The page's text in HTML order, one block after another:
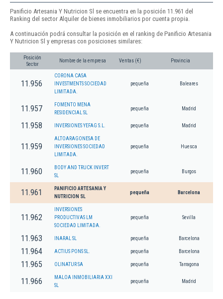
Panificio Artesania Y Nutricion Sl se encuentra en la posición 11.961 del
Ranking del sector Alquiler de bienes inmobiliarios por cuenta propia.
A continuación podrá consultar la posición en el ranking de Panificio Artesania
Y Nutricion Sl y empresas con posiciones similares:
Posición
Sector
Nombre de la empresa Ventas (€) Provincia
11.956
CORONA CASA
INVESTMENTS SOCIEDAD
LIMITADA.
pequeña Baleares
11.957
FOMENTO MENA
RESIDENCIAL SL
pequeña Madrid
11.958 INVERSIONES YEFAG S.L. pequeña Madrid
11.959
ALTOARAGONESA DE
INVERSIONES SOCIEDAD
LIMITADA.
pequeña Huesca
11.960
BODY AND TRUCK INVERT
SL
pequeña Burgos
11.961
PANIFICIO ARTESANIA Y
NUTRICION SL
pequeña Barcelona
11.962
INVERSIONES
PRODUCTIVAS LM
SOCIEDAD LIMITADA.
pequeña Sevilla
11.963 INARAL SL pequeña Barcelona
11.964 ACTIUS PONS SL. pequeña Barcelona
11.965 OLINATUR SA pequeña Tarragona
11.966
MALOA INMOBILIARIA XXI
SL
pequeña Madrid